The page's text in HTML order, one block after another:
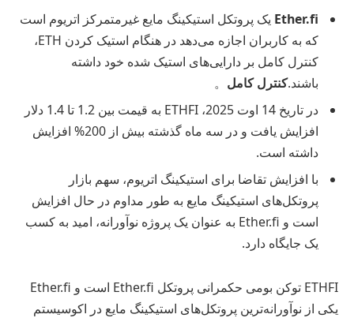
Ether.fi یک پروتکل استیکینگ مایع غیرمتمرکز اتریوم است
که به کاربران اجازه می‌دهد در هنگام استیک کردن ETH،
کنترل کامل بر دارایی‌های استیک شده خود داشته
باشند.کنترل کامل 。
در تاریخ 14 اوت 2025، ETHFI به قیمت بین 1.2 تا 1.4 دلار
افزایش یافت و در سه ماه گذشته بیش از 200% افزایش
داشته است.
با افزایش تقاضا برای استیکینگ اتریوم، سهم بازار
پروتکل‌های استیکینگ مایع به طور مداوم در حال افزایش
است و Ether.fi به عنوان یک پروژه نوآورانه، امید به کسب
یک جایگاه دارد.
ETHFI توکن بومی حکمرانی پروتکل Ether.fi است و Ether.fi
یکی از نوآورانه‌ترین پروتکل‌های استیکینگ مایع در اکوسیستم